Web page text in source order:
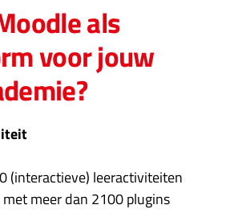
als
voor jouw
(interactieve) leeractiviteiten
meer dan 2100 plugins